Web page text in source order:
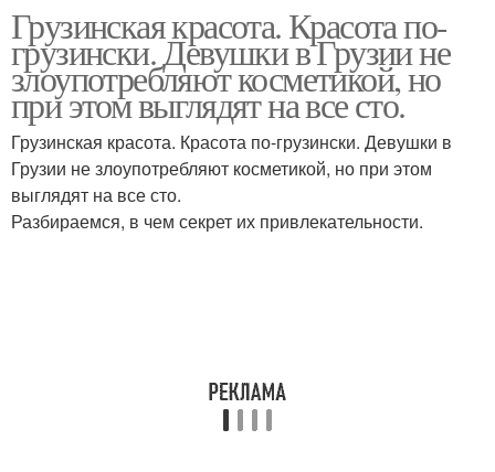
Грузинская красота. Красота по-
грузински. Девушки в Грузии не
злоупотребляют косметикой, но
при этом выглядят на все сто.
Грузинская красота. Красота по-грузински. Девушки в
Грузии не злоупотребляют косметикой, но при этом
выглядят на все сто.
Разбираемся, в чем секрет их привлекательности.